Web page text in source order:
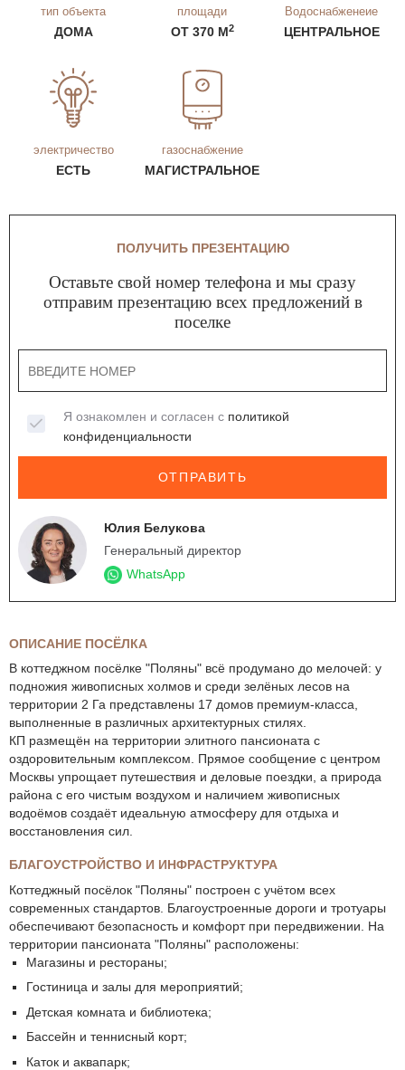
тип объекта
ДОМА
площади
ОТ 370 М2
Водоснабженеие
ЦЕНТРАЛЬНОЕ
электричество
ЕСТЬ
газоснабжение
МАГИСТРАЛЬНОЕ
ПОЛУЧИТЬ ПРЕЗЕНТАЦИЮ
Оставьте свой номер телефона и мы сразу
отправим презентацию всех предложений в
поселке
Я ознакомлен и согласен с политикой
конфиденциальности
ОТПРАВИТЬ
Юлия Белукова
Генеральный директор
WhatsApp
ОПИСАНИЕ ПОСЁЛКА
В коттеджном посёлке "Поляны" всё продумано до мелочей: у
подножия живописных холмов и среди зелёных лесов на
территории 2 Га представлены 17 домов премиум-класса,
выполненные в различных архитектурных стилях.
КП размещён на территории элитного пансионата с
оздоровительным комплексом. Прямое сообщение с центром
Москвы упрощает путешествия и деловые поездки, а природа
района с его чистым воздухом и наличием живописных
водоёмов создаёт идеальную атмосферу для отдыха и
восстановления сил.
БЛАГОУСТРОЙСТВО И ИНФРАСТРУКТУРА
Коттеджный посёлок "Поляны" построен с учётом всех
современных стандартов. Благоустроенные дороги и тротуары
обеспечивают безопасность и комфорт при передвижении. На
территории пансионата "Поляны" расположены:
Магазины и рестораны;
Гостиница и залы для мероприятий;
Детская комната и библиотека;
Бассейн и теннисный корт;
Каток и аквапарк;